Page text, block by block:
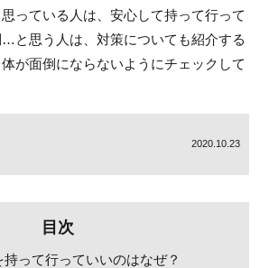
っている人は、安心して持って行って
…と思う人は、対策についても紹介する
が面倒にならないようにチェックして
2020.10.23
目次
って行っていいのはなぜ？